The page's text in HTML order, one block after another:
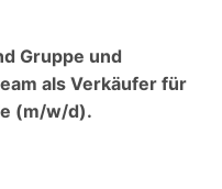
Gruppe und
als Verkäufer für
(m/w/d).